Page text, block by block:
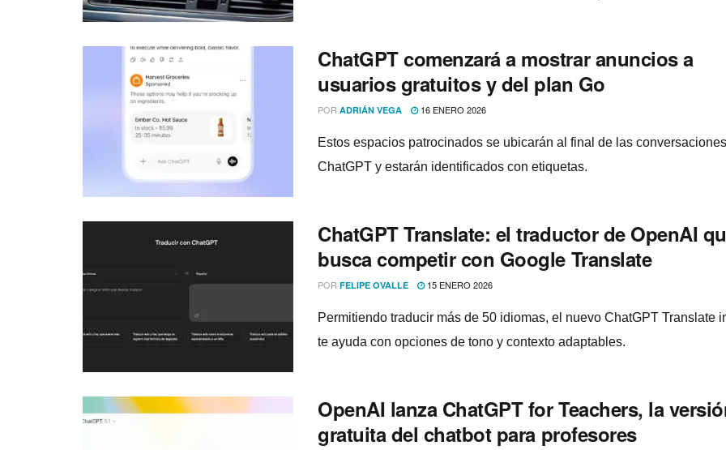
ChatGPT comenzará a mostrar anuncios a
usuarios gratuitos y del plan Go
POR ADRIÁN VEGA 16 ENERO 2026
Estos espacios patrocinados se ubicarán al final de las
ChatGPT y estarán identificados con etiquetas.
ChatGPT Translate: el traductor de OpenAI
busca competir con Google Translate
POR FELIPE OVALLE 15 ENERO 2026
Permitiendo traducir más de 50 idiomas, el nuevo ChatGPT Translate
te ayuda con opciones de tono y contexto adaptables.
OpenAI lanza ChatGPT for Teachers, la
gratuita del chatbot para profesores